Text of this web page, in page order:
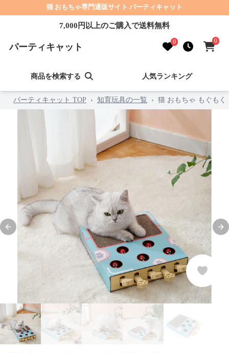
猫 おもちゃ専門通販サイト パーティキャット
7,000円以上のご購入で送料無料
パーティキャット 0 0
商品を検索する 人気ランキング
パーティキャット TOP › 知育玩具の一覧 › 猫 おもちゃ もぐも
Previous slide